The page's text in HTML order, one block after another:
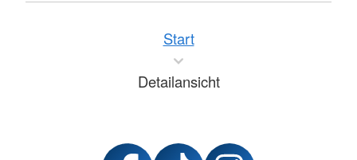
Start
Detailansicht